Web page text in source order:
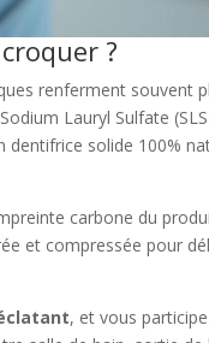
?
renferment souvent
Lauryl Sulfate
dentifrice solide 100%
carbone du
et compressée pour
, et vous